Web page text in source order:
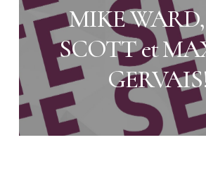
MIKE
SCOTT et
GERVAIS!